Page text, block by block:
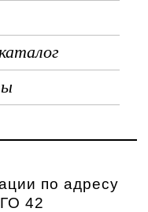
по адресу
42